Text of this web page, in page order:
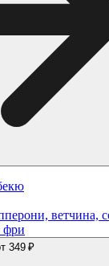
ветчина,
фри
349 ₽